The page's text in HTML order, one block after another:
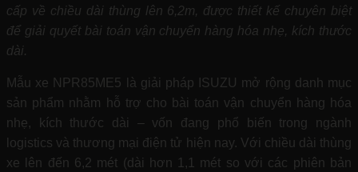
cấp về chiều dài thùng lên 6,2m, được thiết kế chuyên biệt
để giải quyết bài toán vận chuyển hàng hóa nhẹ, kích thước
dài.
Mẫu xe NPR85ME5 là giải pháp ISUZU mở rộng danh mục
sản phẩm nhằm hỗ trợ cho bài toán vận chuyển hàng hóa
nhẹ, kích thước dài – vốn đang phổ biến trong ngành
logistics và thương mại điện tử hiện nay. Với chiều dài thùng
xe lên đến 6,2 mét (dài hơn 1,1 mét so với các phiên bản